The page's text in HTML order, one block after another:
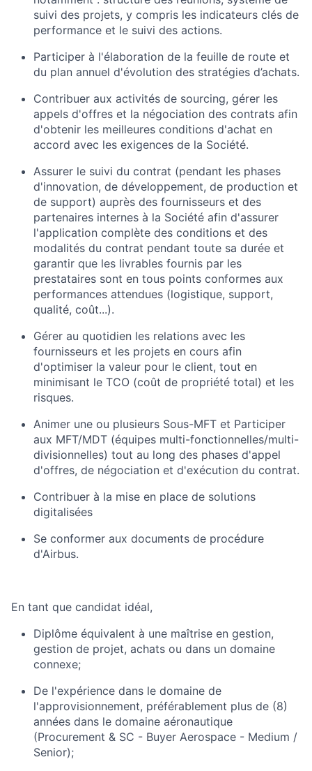
suivi des projets, y compris les indicateurs clés de
performance et le suivi des actions.
Participer à l'élaboration de la feuille de route et
du plan annuel d'évolution des stratégies d’achats.
Contribuer aux activités de sourcing, gérer les
appels d'offres et la négociation des contrats afin
d'obtenir les meilleures conditions d'achat en
accord avec les exigences de la Société.
Assurer le suivi du contrat (pendant les phases
d'innovation, de développement, de production et
de support) auprès des fournisseurs et des
partenaires internes à la Société afin d'assurer
l'application complète des conditions et des
modalités du contrat pendant toute sa durée et
garantir que les livrables fournis par les
prestataires sont en tous points conformes aux
performances attendues (logistique, support,
qualité, coût...).
Gérer au quotidien les relations avec les
fournisseurs et les projets en cours afin
d'optimiser la valeur pour le client, tout en
minimisant le TCO (coût de propriété total) et les
risques.
Animer une ou plusieurs Sous-MFT et Participer
aux MFT/MDT (équipes multi-fonctionnelles/multi-
divisionnelles) tout au long des phases d'appel
d'offres, de négociation et d'exécution du contrat.
Contribuer à la mise en place de solutions
digitalisées
Se conformer aux documents de procédure
d'Airbus.
En tant que candidat idéal,
Diplôme équivalent à une maîtrise en gestion,
gestion de projet, achats ou dans un domaine
connexe;
De l'expérience dans le domaine de
l'approvisionnement, préférablement plus de (8)
années dans le domaine aéronautique
(Procurement & SC - Buyer Aerospace - Medium /
Senior);